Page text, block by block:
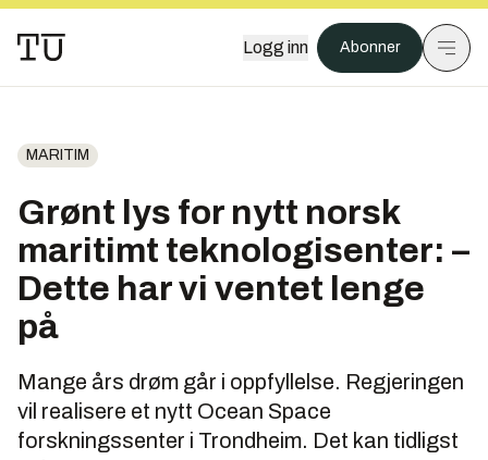
Logg inn Abonner
MARITIM
Grønt lys for nytt norsk
maritimt teknologisenter: –
Dette har vi ventet lenge
på
Mange års drøm går i oppfyllelse. Regjeringen
vil realisere et nytt Ocean Space
forskningssenter i Trondheim. Det kan tidligst